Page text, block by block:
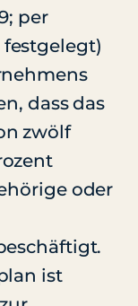
per
dass das
zwölf
oder
ist